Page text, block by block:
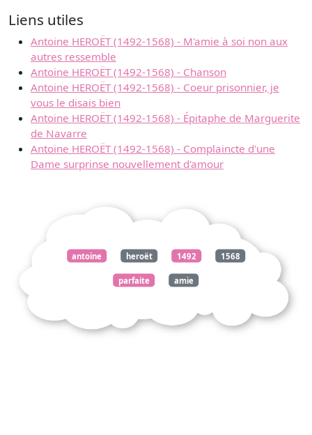
Liens utiles
Antoine HEROËT (1492-1568) - M'amie à soi non aux
autres ressemble
Antoine HEROËT (1492-1568) - Chanson
Antoine HEROËT (1492-1568) - Coeur prisonnier, je
vous le disais bien
Antoine HEROËT (1492-1568) - Épitaphe de Marguerite
de Navarre
Antoine HEROËT (1492-1568) - Complaincte d'une
Dame surprinse nouvellement d'amour
antoine heroët 1492 1568
parfaite amie